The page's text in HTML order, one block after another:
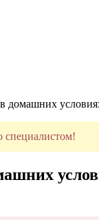
домашних
специалистом!